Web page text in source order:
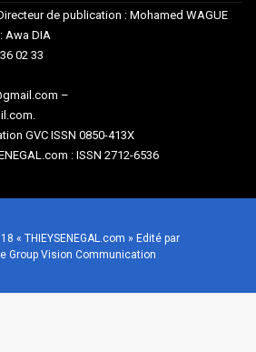
de publication : Mohamed WAGUE
Awa DIA
02 33
–
GVC ISSN 0850-413X
: ISSN 2712-6536
« THIEYSENEGAL.com » Edité par
Group Vision Communication